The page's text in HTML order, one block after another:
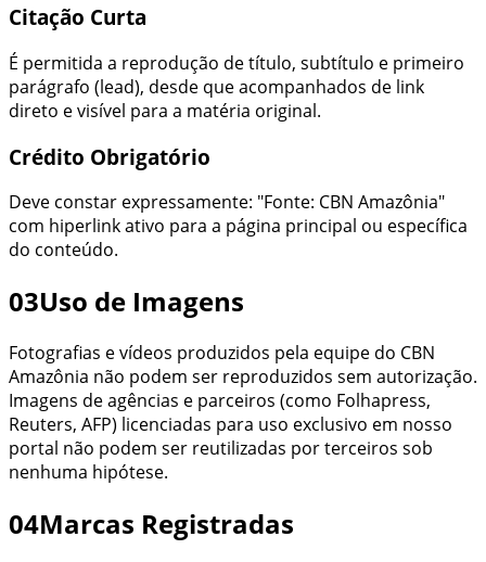
Citação Curta
É permitida a reprodução de título, subtítulo e primeiro
parágrafo (lead), desde que acompanhados de link
direto e visível para a matéria original.
Crédito Obrigatório
Deve constar expressamente: "Fonte: CBN Amazônia"
com hiperlink ativo para a página principal ou específica
do conteúdo.
03Uso de Imagens
Fotografias e vídeos produzidos pela equipe do CBN
Amazônia não podem ser reproduzidos sem autorização.
Imagens de agências e parceiros (como Folhapress,
Reuters, AFP) licenciadas para uso exclusivo em nosso
portal não podem ser reutilizadas por terceiros sob
nenhuma hipótese.
04Marcas Registradas